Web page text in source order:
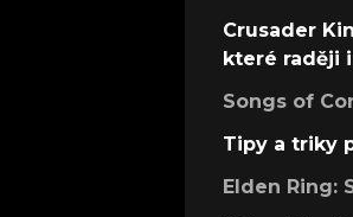
Crusader
které raději
Songs of
Tipy a triky
Elden Ring: